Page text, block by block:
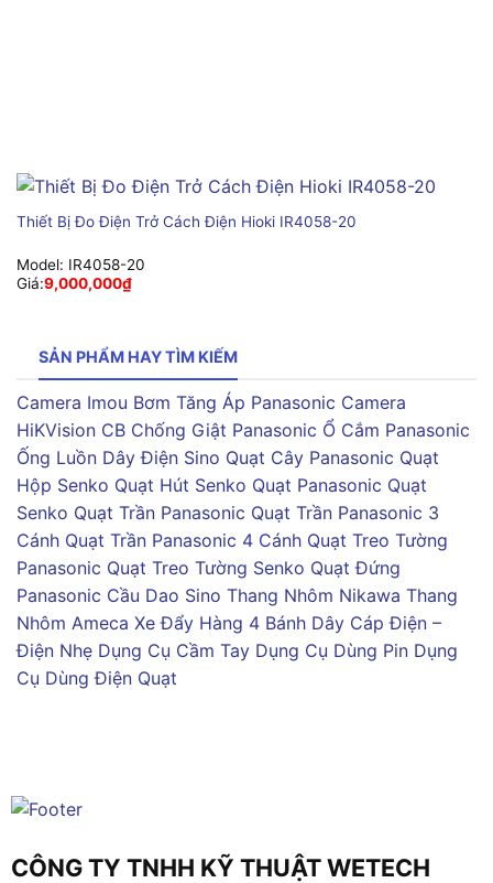
Thiết Bị Đo Điện Trở Cách Điện Hioki IR4058-20
Model: IR4058-20
Giá:9,000,000₫
SẢN PHẨM HAY TÌM KIẾM
Camera Imou Bơm Tăng Áp Panasonic Camera
HiKVision CB Chống Giật Panasonic Ổ Cắm Panasonic
Ống Luồn Dây Điện Sino Quạt Cây Panasonic Quạt
Hộp Senko Quạt Hút Senko Quạt Panasonic Quạt
Senko Quạt Trần Panasonic Quạt Trần Panasonic 3
Cánh Quạt Trần Panasonic 4 Cánh Quạt Treo Tường
Panasonic Quạt Treo Tường Senko Quạt Đứng
Panasonic Cầu Dao Sino Thang Nhôm Nikawa Thang
Nhôm Ameca Xe Đẩy Hàng 4 Bánh Dây Cáp Điện –
Điện Nhẹ Dụng Cụ Cầm Tay Dụng Cụ Dùng Pin Dụng
Cụ Dùng Điện Quạt
CÔNG TY TNHH KỸ THUẬT WETECH